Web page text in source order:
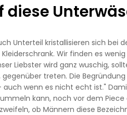
diese
Unterteil kristallisieren sich bei
Wir finden es
Liebster wird ganz wuschig,
treten. Die
auch wenn es nicht echt ist."
kann, noch vor dem
ob Männern diese